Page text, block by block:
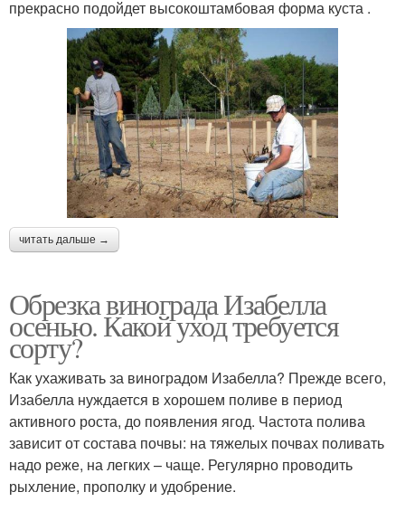
прекрасно подойдет высокоштамбовая форма куста .
читать дальше →
Обрезка винограда Изабелла
осенью. Какой уход требуется
сорту?
Как ухаживать за виноградом Изабелла? Прежде всего,
Изабелла нуждается в хорошем поливе в период
активного роста, до появления ягод. Частота полива
зависит от состава почвы: на тяжелых почвах поливать
надо реже, на легких – чаще. Регулярно проводить
рыхление, прополку и удобрение.